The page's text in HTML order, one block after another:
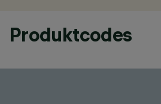
Produktcodes